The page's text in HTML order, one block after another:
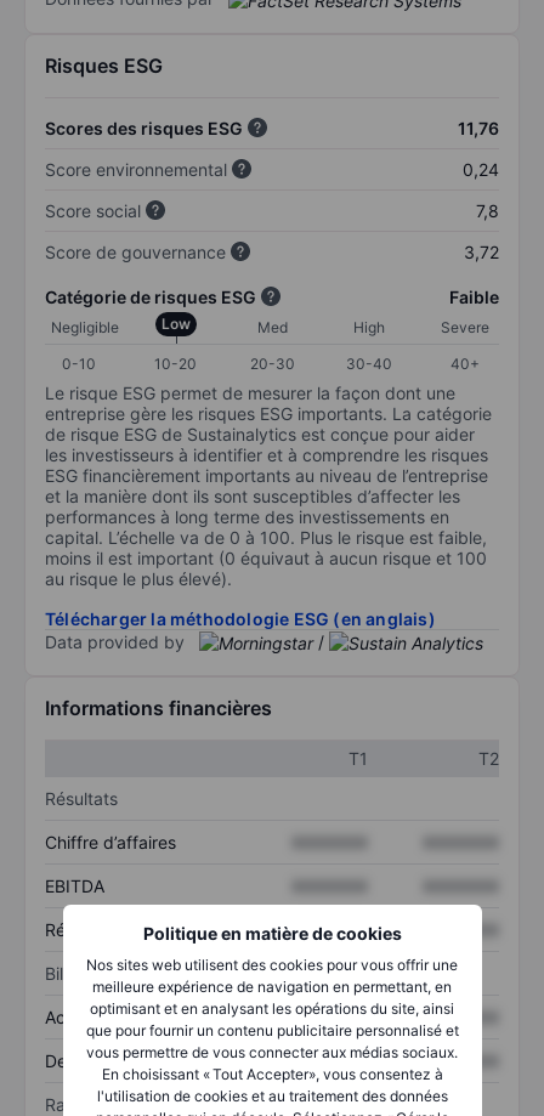
Politique en matière de cookies
Nos sites web utilisent des cookies pour vous offrir une
meilleure expérience de navigation en permettant, en
optimisant et en analysant les opérations du site, ainsi
que pour fournir un contenu publicitaire personnalisé et
vous permettre de vous connecter aux médias sociaux.
En choisissant « Tout Accepter», vous consentez à
l'utilisation de cookies et au traitement des données
Risques ESG
Scores des risques ESG
11,76
Score environnemental
0,24
Score social
7,8
Score de gouvernance
3,72
Catégorie de risques ESG Faible
Negligible Low Med High
Severe
0-10
10-20 20-30 30-40 40+
Le risque ESG permet de mesurer la façon dont une
entreprise gère les risques ESG importants. La catégorie
de risque ESG de Sustainalytics est conçue pour aider
les investisseurs à identifier et à comprendre les risques
ESG financièrement importants au niveau de l’entreprise
et la manière dont ils sont susceptibles d’affecter les
performances à long terme des investissements en
capital. L’échelle va de 0 à 100. Plus le risque est faible,
moins il est important (0 équivaut à aucun risque et 100
au risque le plus élevé).
Télécharger la méthodologie ESG (en anglais)
Data provided by
/
Informations financières
T1
T2
Résultats
Chiffre d’affaires
EBITDA
Résultat net XXXXXXX
Bilan
Actif total XXXXXXX XXXXXXX
Dette totale XXXXXXX XXXXXXX
Ratios